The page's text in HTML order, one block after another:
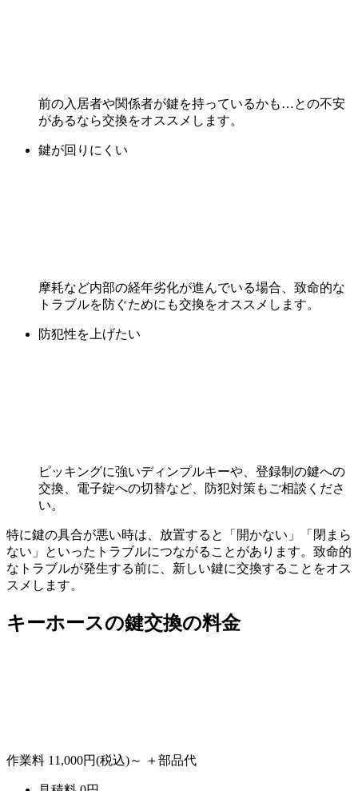
前の入居者や関係者が鍵を持っているかも…との不安
があるなら交換をオススメします。
鍵が回りにくい
摩耗など内部の経年劣化が進んでいる場合、致命的な
トラブルを防ぐためにも交換をオススメします。
防犯性を上げたい
ピッキングに強いディンプルキーや、登録制の鍵への
交換、電子錠への切替など、防犯対策もご相談くださ
い。
特に鍵の具合が悪い時は、放置すると「開かない」「閉まら
ない」といったトラブルにつながることがあります。致命的
なトラブルが発生する前に、新しい鍵に交換することをオス
スメします。
キーホースの鍵交換の料金
作業料 11,000円(税込)～ ＋部品代